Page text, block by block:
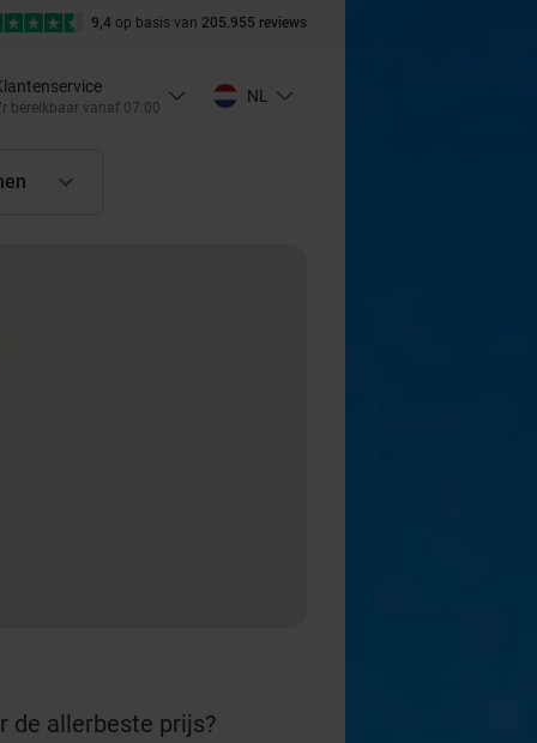
9,4 op basis van 205.955 reviews
bereikbaar vanaf 07:00
NL
de allerbeste prijs?